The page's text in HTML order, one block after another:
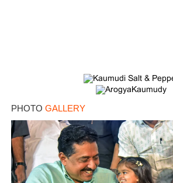
PHOTO GALLERY